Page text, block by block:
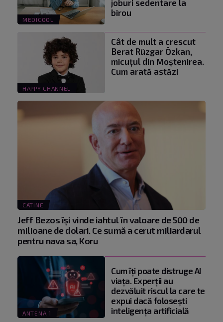
MEDICOOL
joburi sedentare la
birou
HAPPY CHANNEL
Cât de mult a crescut
Berat Rüzgar Özkan,
micuțul din Moștenirea.
Cum arată astăzi
CATINE
Jeff Bezos își vinde iahtul în valoare de 500 de
milioane de dolari. Ce sumă a cerut miliardarul
pentru nava sa, Koru
ANTENA 1
Cum îți poate distruge AI
viața. Experții au
dezvăluit riscul la care te
expui dacă folosești
inteligența artificială